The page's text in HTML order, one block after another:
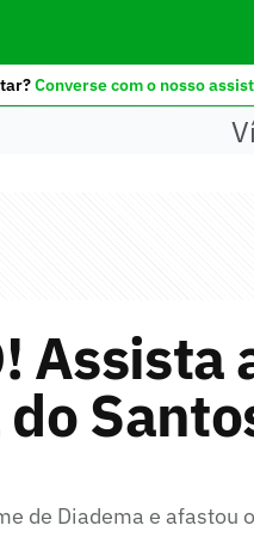
Converse com o nosso
Assista
de Diadema e afastou